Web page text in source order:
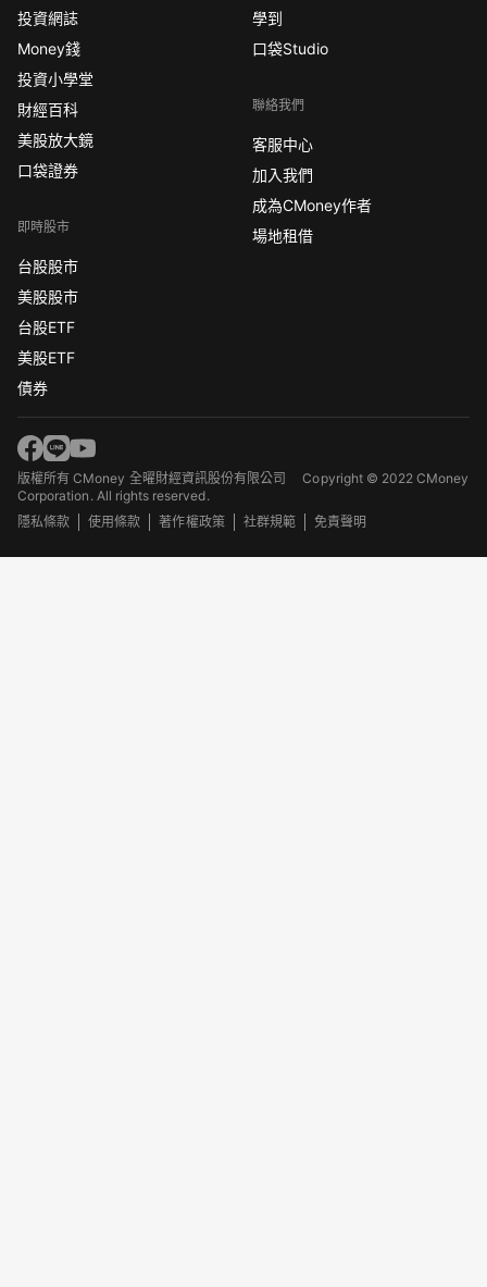
投資網誌
Money錢
投資小學堂
財經百科
美股放大鏡
口袋證券
即時股市
台股股市
美股股市
台股ETF
美股ETF
債券
學到
口袋Studio
聯絡我們
客服中心
加入我們
成為CMoney作者
場地租借
版權所有 CMoney 全曜財經資訊股份有限公司Copyright © 2022 CMoney
Corporation. All rights reserved.
隱私條款
使用條款 著作權政策 社群規範 免責聲明